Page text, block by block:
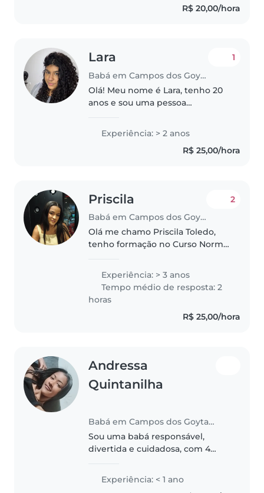
R$ 20,00/hora
Lara
Babá em Campos dos Goytacazes
1
Olá! Meu nome é Lara, tenho 20
anos e sou uma pessoa
carinho por crianças e gosto
bastante de cuidar, brincar e
Experiência: > 2 anos
R$ 25,00/hora
Priscila
Babá em Campos dos Goytacazes
2
Olá me chamo Priscila Toledo,
tenho formação no Curso Normal
para o desenvolvimento de
conhecimentos pedagógicos e
prática em sala de aula.
Experiência: > 3 anos
Tempo médio de resposta: 2
horas
R$ 25,00/hora
Andressa
Quintanilha
Babá em Campos dos Goytacazes
Sou uma babá responsável,
divertida e cuidadosa, com 4
crianças de todas as idades.
Adoro desenhar, ler, tocar
Experiência: < 1 ano